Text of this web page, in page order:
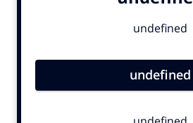
Bureaus